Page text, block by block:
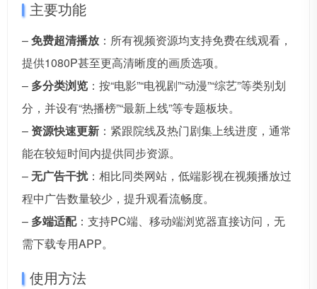
主要功能
–免费超清播放 ：所有视频资源均支持免费在线观看，
提供1080P甚至更高清晰度的画质选项。
– 多分类浏览 ：按“电影”“电视剧”“动漫”“综艺”等类别划
分，并设有“热播榜”“最新上线”等专题板块。
– 资源快速更新 ：紧跟院线及热门剧集上线进度，通常
能在较短时间内提供同步资源。
–无广告干扰：相比同类网站，低端影视在视频播放过
程中广告数量较少，提升观看流畅度。
– 多端适配：支持PC端、移动端浏览器直接访问，无
需下载专用APP。
使用方法